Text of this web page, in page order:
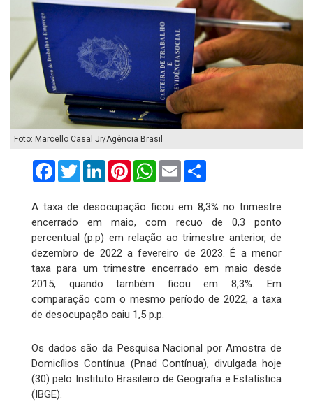
Foto: Marcello Casal Jr/Agência Brasil
FacebookTwitterLinkedInPinterestWhatsApp
Email
A taxa de desocupação ficou em 8,3% no trimestre
encerrado em maio, com recuo de 0,3 ponto
percentual (p.p) em relação ao trimestre anterior, de
dezembro de 2022 a fevereiro de 2023. É a menor
taxa para um trimestre encerrado em maio desde
2015, quando também ficou em 8,3%. Em
comparação com o mesmo período de 2022, a taxa
de desocupação caiu 1,5 p.p.
Os dados são da Pesquisa Nacional por Amostra de
Domicílios Contínua (Pnad Contínua), divulgada hoje
(30) pelo Instituto Brasileiro de Geografia e Estatística
(IBGE).